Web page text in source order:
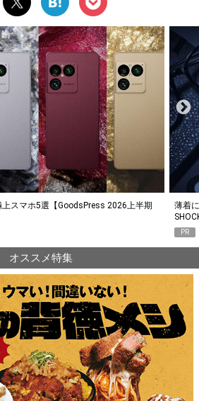
上スマホ5選【GoodsPress 2026上半期
薄着
PR
オススメ特集